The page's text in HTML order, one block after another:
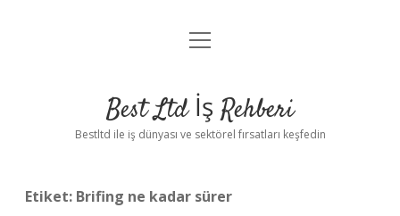
Anasayfa
Yasal Uyarı
menüyü
Best Ltd İş Rehberi
Bestltd ile iş dünyası ve sektörel fırsatları keşfedin
Etiket: Brifing ne kadar sürer